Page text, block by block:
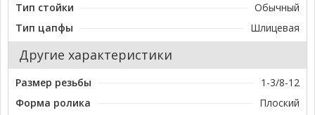
Тип стойки
Обычный
Тип цапфы
Шлицевая
Другие характеристики
Размер резьбы
1-3/8-12
Форма ролика
Плоский